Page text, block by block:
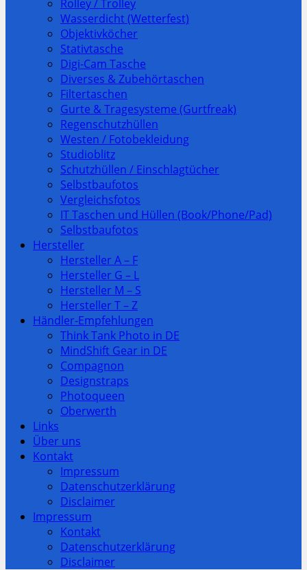
Rolley / Trolley
Wasserdicht (Wetterfest)
Objektivköcher
Stativtasche
Digi-Cam Tasche
Diverses & Zubehörtaschen
Filtertaschen
Gurte & Tragesysteme (Gurtfreak)
Regenschutzhüllen
Westen / Fotobekleidung
Studioblitz
Schutzhüllen / Einschlagtücher
Selbstbaufotos
Vergleichsfotos
IT Taschen und Hüllen (Book/Phone/Pad)
Selbstbaufotos
Hersteller
Hersteller A – F
Hersteller G – L
Hersteller M – S
Hersteller T – Z
Händler-Empfehlungen
Think Tank Photo in DE
MindShift Gear in DE
Compagnon
Designstraps
Photoqueen
Oberwerth
Links
Über uns
Kontakt
Impressum
Datenschutzerklärung
Disclaimer
Impressum
Kontakt
Datenschutzerklärung
Disclaimer